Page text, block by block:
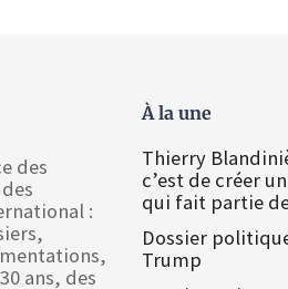
des
:
ans, des
À la une
Thierry
c’est de créer
qui fait partie
Dossier
Trump